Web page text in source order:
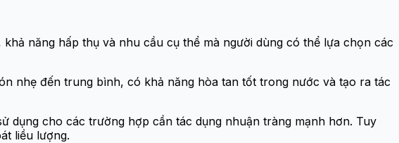
năng hấp thụ và nhu cầu cụ thể mà người dùng có thể lựa chọn các
nhẹ đến trung bình, có khả năng hòa tan tốt trong nước và tạo ra tác
dụng cho các trường hợp cần tác dụng nhuận tràng mạnh hơn. Tuy
liều lượng.